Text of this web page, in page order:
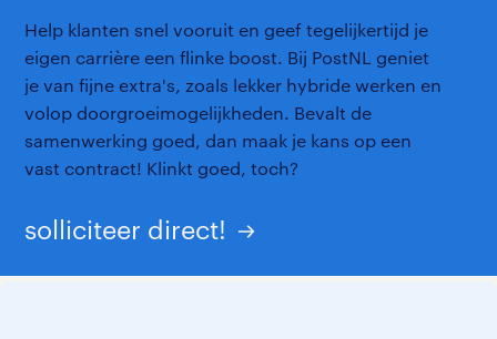
Help klanten snel vooruit en geef tegelijkertijd je
eigen carrière een flinke boost. Bij PostNL geniet
je van fijne extra's, zoals lekker hybride werken en
volop doorgroeimogelijkheden. Bevalt de
samenwerking goed, dan maak je kans op een
vast contract! Klinkt goed, toch?
solliciteer direct!